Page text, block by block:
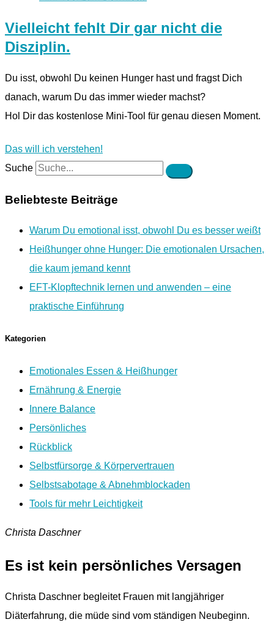
Vielleicht fehlt Dir gar nicht die
Disziplin.
Du isst, obwohl Du keinen Hunger hast und fragst Dich
danach, warum Du das immer wieder machst?
Hol Dir das kostenlose Mini-Tool für genau diesen Moment.
Das will ich verstehen!
Suche
Beliebteste Beiträge
Warum Du emotional isst, obwohl Du es besser weißt
Heißhunger ohne Hunger: Die emotionalen Ursachen,
die kaum jemand kennt
EFT-Klopftechnik lernen und anwenden – eine
praktische Einführung
Kategorien
Emotionales Essen & Heißhunger
Ernährung & Energie
Innere Balance
Persönliches
Rückblick
Selbstfürsorge & Körpervertrauen
Selbstsabotage & Abnehmblockaden
Tools für mehr Leichtigkeit
Christa Daschner
Es ist kein persönliches Versagen
Christa Daschner begleitet Frauen mit langjähriger
Diäterfahrung, die müde sind vom ständigen Neubeginn.